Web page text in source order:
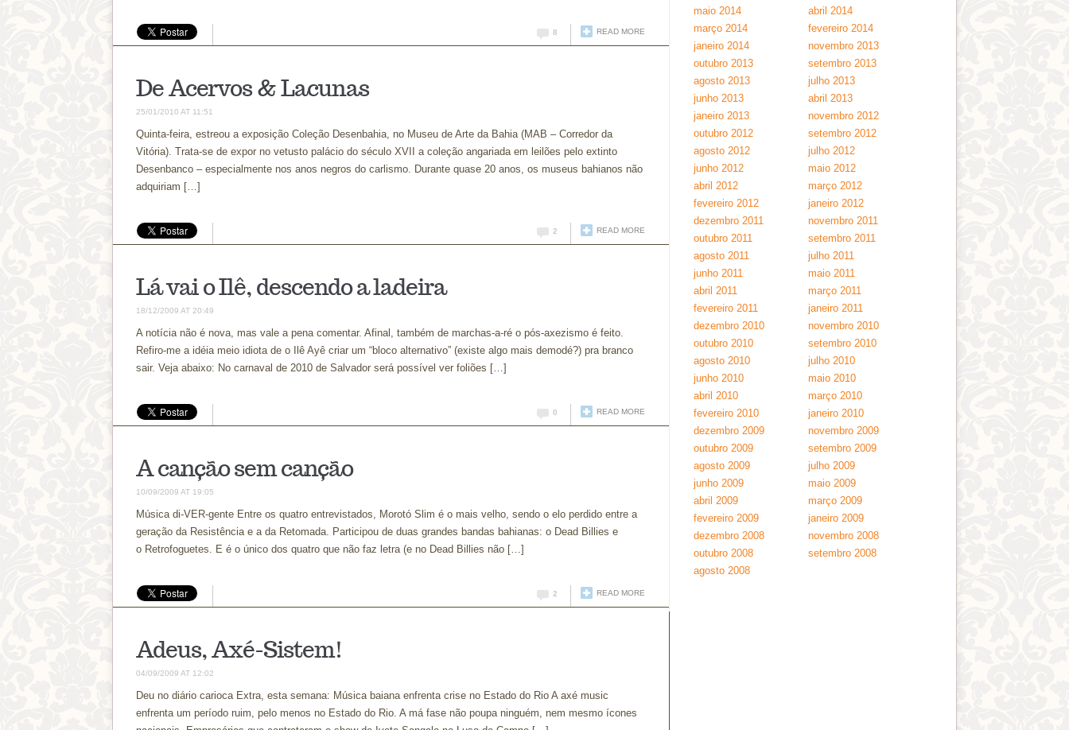
READ MORE
8
De Acervos & Lacunas
25/01/2010 AT 11:51
Quinta-feira, estreou a exposição Coleção Desenbahia, no Museu de Arte da Bahia (MAB – Corredor da
Vitória). Trata-se de expor no vetusto palácio do século XVII a coleção angariada em leilões pelo extinto
Desenbanco – especialmente nos anos negros do carlismo. Durante quase 20 anos, os museus bahianos não
adquiriam […]
READ MORE
2
Lá vai o Ilê, descendo a ladeira
18/12/2009 AT 20:49
A notícia não é nova, mas vale a pena comentar. Afinal, também de marchas-a-ré o pós-axezismo é feito.
Refiro-me a idéia meio idiota de o Ilê Ayê criar um “bloco alternativo” (existe algo mais demodé?) pra branco
sair. Veja abaixo: No carnaval de 2010 de Salvador será possível ver foliões […]
READ MORE
0
A canção sem canção
10/09/2009 AT 19:05
Música di-VER-gente Entre os quatro entrevistados, Morotó Slim é o mais velho, sendo o elo perdido entre a
geração da Resistência e a da Retomada. Participou de duas grandes bandas bahianas: o Dead Billies e
o Retrofoguetes. E é o único dos quatro que não faz letra (e no Dead Billies não […]
READ MORE
2
Adeus, Axé-Sistem!
04/09/2009 AT 12:02
Deu no diário carioca Extra, esta semana: Música baiana enfrenta crise no Estado do Rio A axé music
enfrenta um período ruim, pelo menos no Estado do Rio. A má fase não poupa ninguém, nem mesmo ícones
maio 2014
abril 2014
março 2014
fevereiro 2014
janeiro 2014
novembro 2013
outubro 2013
setembro 2013
agosto 2013
julho 2013
junho 2013
abril 2013
janeiro 2013
novembro 2012
outubro 2012
setembro 2012
agosto 2012
julho 2012
junho 2012
maio 2012
abril 2012
março 2012
fevereiro 2012
janeiro 2012
dezembro 2011
novembro 2011
outubro 2011
setembro 2011
agosto 2011
julho 2011
junho 2011
maio 2011
abril 2011
março 2011
fevereiro 2011
janeiro 2011
dezembro 2010
novembro 2010
outubro 2010
setembro 2010
agosto 2010
julho 2010
junho 2010
maio 2010
abril 2010
março 2010
fevereiro 2010
janeiro 2010
dezembro 2009
novembro 2009
outubro 2009
setembro 2009
agosto 2009
julho 2009
junho 2009
maio 2009
abril 2009
março 2009
fevereiro 2009
janeiro 2009
dezembro 2008
novembro 2008
outubro 2008
setembro 2008
agosto 2008